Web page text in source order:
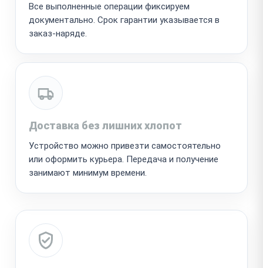
Все выполненные операции фиксируем
документально. Срок гарантии указывается в
заказ-наряде.
Доставка без лишних хлопот
Устройство можно привезти самостоятельно
или оформить курьера. Передача и получение
занимают минимум времени.